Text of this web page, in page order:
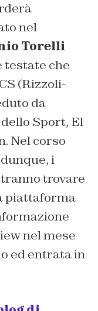
nel
Torelli
testate che
(Rizzoli-
da
Sport, El
Nel corso
i
trovare
piattaforma
nel mese
ed entrata in